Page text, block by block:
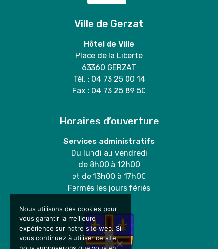
Ville de Gerzat
Hôtel de Ville
Place de la Liberté
63360 GERZAT
Tél. : 04 73 25 00 14
Fax : 04 73 25 89 50
Horaires d’ouverture
Services administratifs
Du lundi au vendredi
de 8h00 à 12h00
et de 13h00 à 17h00
Fermés les jours fériés
Nous utilisons des cookies pour
vous garantir la meilleure
expérience sur notre site web. Si
vous continuez à utiliser ce site,